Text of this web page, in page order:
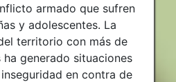
armado que sufren
y adolescentes. La
territorio con más de
generado situaciones
en contra de